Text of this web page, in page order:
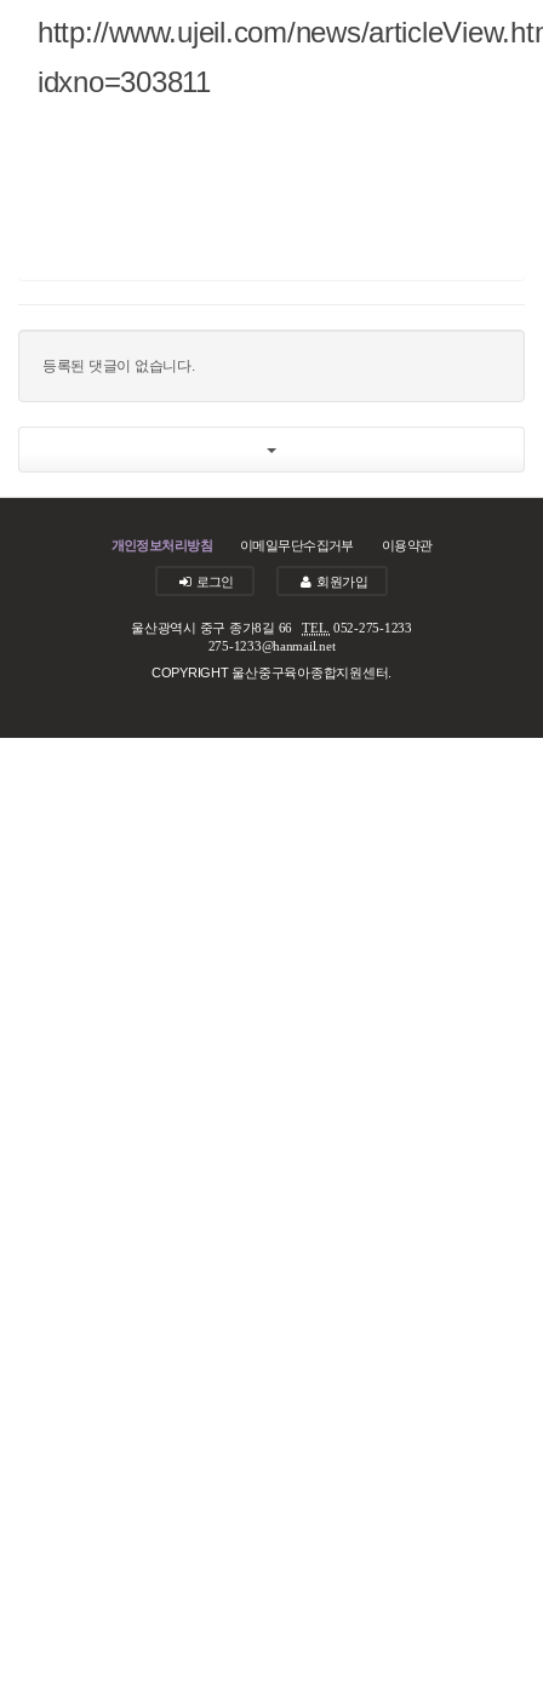
http://www.ujeil.com/news/
idxno=303811
등록된 댓글이 없습니다.
개인정보처리방침 이메일무단수집거부 이용약관
로그인 회원가입
울산광역시 중구 종가8길 66TEL. 052-275-1233
275-1233@hanmail.net
COPYRIGHT 울산중구육아종합지원센터.